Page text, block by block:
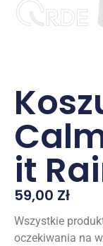
it
59,00 Zł
Wszystkie
oczekiwania na